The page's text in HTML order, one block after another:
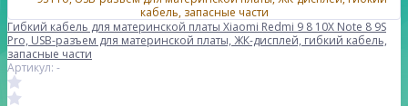
Гибкий кабель для материнской платы Xiaomi Redmi 9 8 10X Note 8 9S
Pro, USB-разъем для материнской платы, ЖК-дисплей, гибкий кабель,
запасные части
Артикул: -